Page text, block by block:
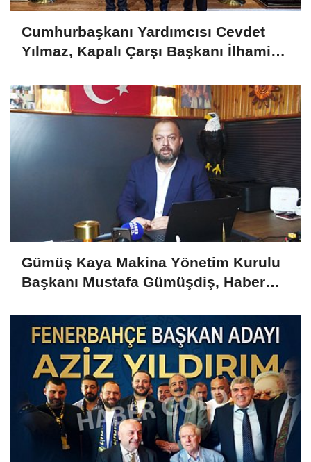
Cumhurbaşkanı Yardımcısı Cevdet
Yılmaz, Kapalı Çarşı Başkanı İlhami
Gümüş Kaya Makina Yönetim Kurulu
Başkanı Mustafa Gümüşdiş, Haber